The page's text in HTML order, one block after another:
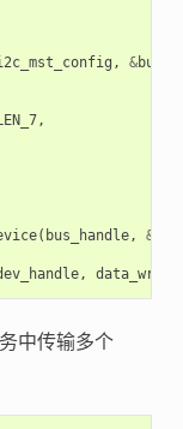
, &
,
( bus_handle, &
, data_wr
中传输多个